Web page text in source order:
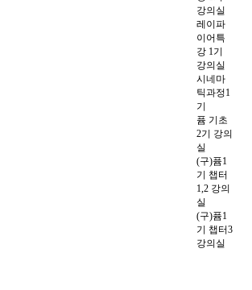
강의실
레이파
이어특
강 1기
강의실
시네마
틱과정1
기
퓸 기초
2기 강의
실
(구)퓸1
기 챕터
1,2 강의
실
(구)퓸1
기 챕터3
강의실